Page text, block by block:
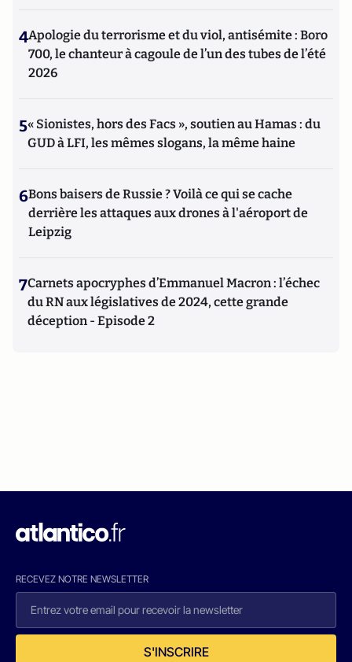
4Apologie du terrorisme et du viol, antisémite : Boro
700, le chanteur à cagoule de l’un des tubes de l’été
2026
5« Sionistes, hors des Facs », soutien au Hamas : du
GUD à LFI, les mêmes slogans, la même haine
6Bons baisers de Russie ? Voilà ce qui se cache
derrière les attaques aux drones à l'aéroport de
Leipzig
7Carnets apocryphes d’Emmanuel Macron : l’échec
du RN aux législatives de 2024, cette grande
déception - Episode 2
RECEVEZ NOTRE NEWSLETTER
S'INSCRIRE